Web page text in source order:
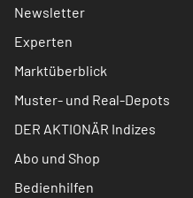
Newsletter
Experten
Marktüberblick
Muster- und Real-Depots
DER AKTIONÄR Indizes
Abo und Shop
Bedienhilfen